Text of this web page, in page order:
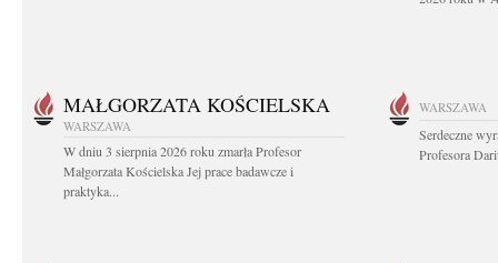
MAŁGORZATA KOŚCIELSKA
WARSZAWA
W dniu 3 sierpnia 2026 roku zmarła Profesor
Małgorzata Kościelska Jej prace badawcze i
praktyka...
WARSZAWA
Serdeczne
Profesora